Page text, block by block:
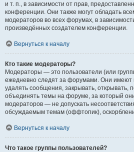
и т. п., в зависимости от прав,
конференции. Они также могут обладать
модераторов во всех форумах, в
произведённых создателем конференции.
Вернуться к началу
Кто такие модераторы?
Модераторы — это пользователи (или
ежедневно следят за форумами. Они имеют
удалять сообщения, закрывать, открывать,
объединять темы на форуме, за который
модераторов — не допускать
обсуждаемым темам (оффтопик),
Вернуться к началу
Что такое группы пользователей?